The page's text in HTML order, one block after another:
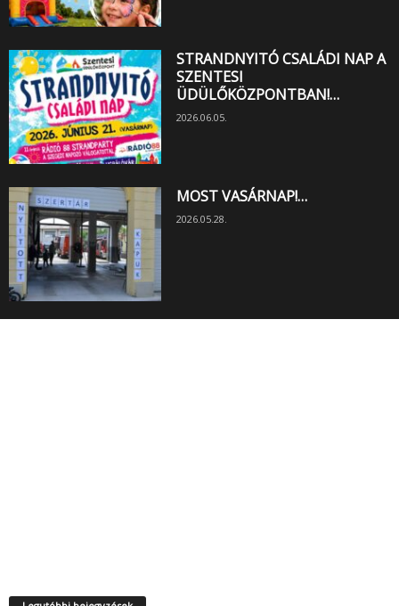
STRANDNYITÓ CSALÁDI NAP A
SZENTESI
ÜDÜLŐKÖZPONTBAN!…
2026.06.05.
MOST VASÁRNAP!…
2026.05.28.